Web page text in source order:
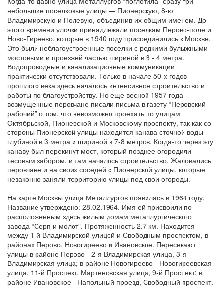
небольшие поселковые улицы — Пионерскую, 8-ю
Владимирскую и Полевую, объединив их общим именем. До
этого времени улочки принадлежали поселкам Перово-поле и
Ново-Гиреево, которые в 1940 году присоединились к Москве.
Это были неблагоустроенные поселки с редкими булыжными
мостовыми и проезжей частью шириной в 3 - 4 метра.
Водопроводные и канализационные коммуникации
практически отсутствовали. Только в начале 50-х годов
прошлого века здесь началось интенсивное строительство и
работы по благоустройству. Но еще весной 1957 года
возмущенные перовчане писали письма в газету “Перовский
рабочий” о том, что невозможно проехать по улицам
Октябрьской, Пионерской и Московскому проспекту, так как со
стороны Пионерской улицы находится канава сточной воды
глубиной в 3 метра и шириной в 7-8 метров. Когда-то через эту
канаву был перекинут мост, который позднее огородили
тесовым забором, и там началось строительство. Жаловались
перовчане и на своих соседей с Пионерской улицы, которые
незаконно заняли территорию улицы под свои огороды.
На карте Москвы улица Металлургов появилась в 1964 году.
Название утверждено: 28.02.1964. Имя ей присвоили по
расположенным здесь жилым домам металлургического
завода “Серп и молот”. Протяженность 2.7 км. Находится
между 1-й Владимирской улицей и Свободным проспектом, в
районах Перово, Новогиреево и Ивановское. Пересекают
улицы в районе Перово - 2-я Владимирская улица, 3-я
Владимирская улица; в районе Новогиреево - Новогиреевская
улица, 11-й Проспект, Мартеновская улица, 9-й Проспект; в
районе Ивановское - Напольный проезд, Свободный проспект.